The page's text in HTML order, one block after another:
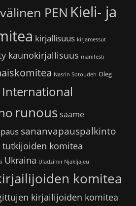
PEN Kieli- ja
kirjallisuus kirjamessut
kaunokirjallisuus manifesti
Nasrin Sotoudeh Oleg
International
runoussaame
sananvapauspalkinto
komitea
Ukraina Uladzimir Njakljajeu
komitea
kirjailijoiden komitea